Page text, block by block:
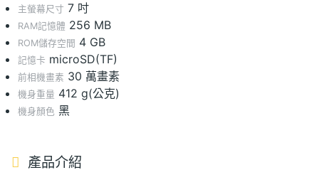
主螢幕尺寸 7 吋
RAM記憶體 256 MB
ROM儲存空間 4 GB
記憶卡 microSD(TF)
前相機畫素 30 萬畫素
機身重量 412 g(公克)
機身顏色 黑
產品介紹